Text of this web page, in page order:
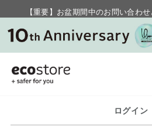
【重要】お盆期間中のお問い合わ
毎月お得にポイントが貯まる！ “
ログイン